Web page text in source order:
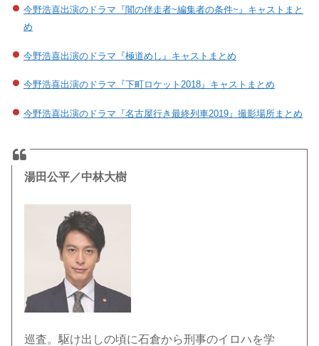
今野浩喜出演のドラマ『闇の伴走者~編集者の条件~』キャストまと
め
今野浩喜出演のドラマ『極道めし』キャストまとめ
今野浩喜出演のドラマ『下町ロケット2018』キャストまとめ
今野浩喜出演のドラマ『名古屋行き最終列車2019』撮影場所まとめ
湯田公平／中林大樹
巡査。駆け出しの頃に石倉から刑事のイロハを学